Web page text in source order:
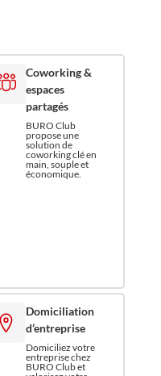
Coworking &
espaces
partagés
BURO Club
propose une
solution de
coworking clé en
main, souple et
économique.
Domiciliation
d’entreprise
Domiciliez votre
entreprise chez
BURO Club et